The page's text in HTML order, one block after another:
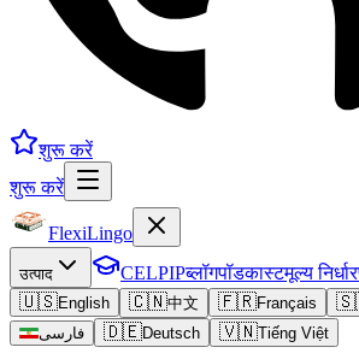
शुरू करें
शुरू करें
FlexiLingo
उत्पाद CELPIPब्लॉगपॉडकास्टमूल्य
🇺🇸English 🇨🇳中文 🇫🇷Français
فارسی
🇩🇪Deutsch 🇻🇳Tiếng Việt